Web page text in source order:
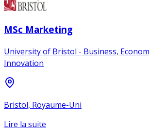
MSc Marketing
University of Bristol - Business,
Innovation
Bristol, Royaume-Uni
Lire la suite